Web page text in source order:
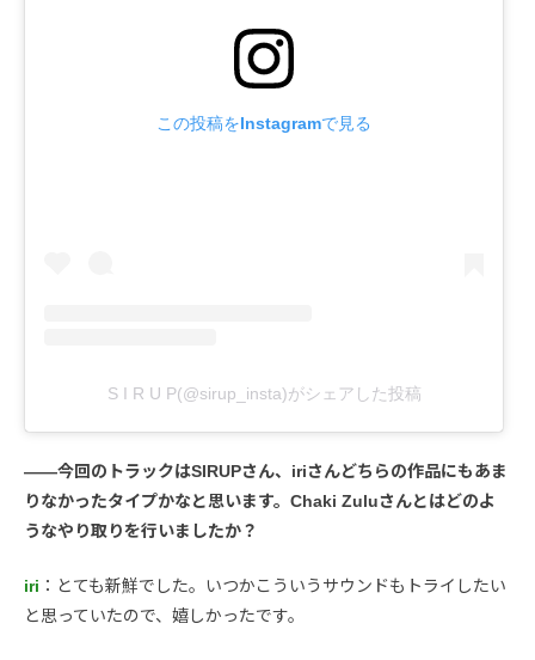
この投稿をInstagramで見る
S I R U P(@sirup_insta)がシェアした投稿
――今回のトラックはSIRUPさん、iriさんどちらの作品にもあま
りなかったタイプかなと思います。Chaki Zuluさんとはどのよ
うなやり取りを行いましたか？
iri ：とても新鮮でした。いつかこういうサウンドもトライしたい
と思っていたので、嬉しかったです。